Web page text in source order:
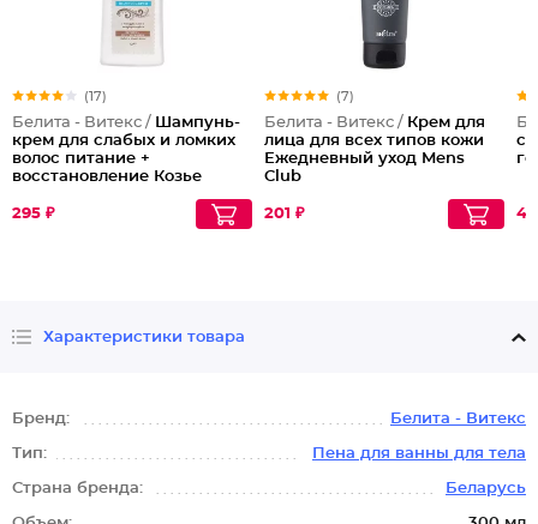
(17)
Белита - Витекс / Шампунь-
крем для слабых и ломких
волос питание +
восстановление Козье
295 ₽
(7)
Белита - Витекс / Крем для
лица для всех типов кожи
Ежедневный уход Mens
Club
201 ₽
Характеристики товара
Бренд: Белита - Витекс
Тип: Пена для ванны для тела
Страна бренда: Беларусь